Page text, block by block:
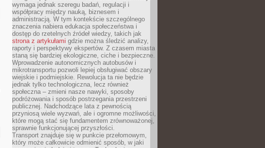
wymaga jednak szeregu badań, regulacji i
współpracy między nauką, biznesem i
administracją. W tym kontekście szczególnego
znaczenia nabiera edukacja społeczeństwa i
dostęp do rzetelnych źródeł wiedzy, takich jak
strona z artykułami gdzie można śledzić analizy,
raporty i perspektywy ekspertów. Z czasem miasta
staną się bardziej ekologiczne, ciche i bezpieczne.
Wprowadzenie autonomicznych autobusów i
mikrotransportu pozwoli lepiej obsługiwać obszary
wiejskie i podmiejskie. Rewolucja ta nie będzie
jednak tylko technologiczna, lecz również
społeczna – zmieni nasze nawyki, sposoby
podróżowania i sposób postrzegania przestrzeni
publicznej. Nadchodzące lata z pewnością
przyniosą wiele wyzwań, ale i ogromne możliwości,
które mogą stać się fundamentem zrównoważonej,
sprawnie funkcjonującej przyszłości.
Transport znajduje się w punkcie przełomowym,
który może całkowicie odmienić sposób, w jaki